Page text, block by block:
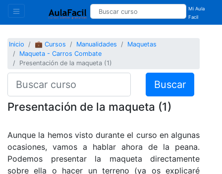
Mi Aula
Facil
Inicio 💼 Cursos Manualidades
Maquetas
Maqueta - Carros Combate
Presentación de la maqueta (1)
Buscar
Presentación de la maqueta (1)
Aunque la hemos visto durante el curso en algunas
ocasiones, vamos a hablar ahora de la peana.
Podemos presentar la maqueta directamente
sobre ella o hacer un terreno (ya os explicaré